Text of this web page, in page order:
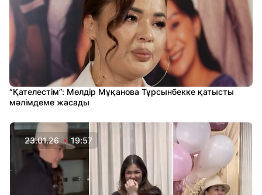
“Қателестім”: Мөлдір Мұқанова Тұрсынбекке қатысты
мәлімдеме жасады
23.01.26 19:57